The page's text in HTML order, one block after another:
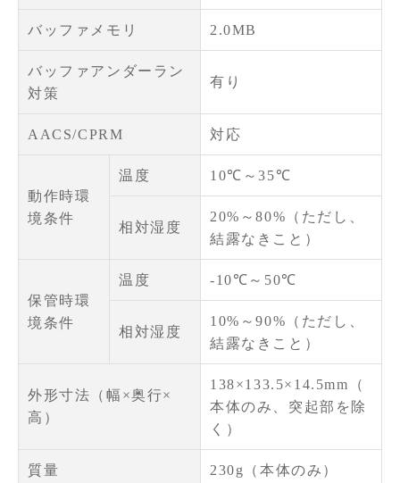
バッファメモリ 2.0MB
バッファアンダーラン
対策
有り
AACS/CPRM 対応
動作時環
境条件
温度 10℃～35℃
相対湿度
20%～80%（ただし、
結露なきこと）
保管時環
境条件
温度 -10℃～50℃
相対湿度
10%～90%（ただし、
結露なきこと）
外形寸法（幅×奥行×
高）
138×133.5×14.5mm（
本体のみ、突起部を除
く）
質量 230g（本体のみ）